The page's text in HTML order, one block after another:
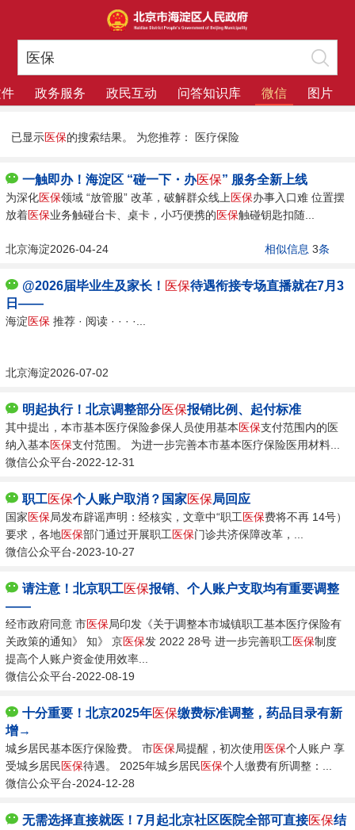
政务服务 政民互动 问答知识库 微信 图片
已显示医保的搜索结果。 为您推荐： 医疗保险
一触即办！海淀区 “碰一下・办医保” 服务全新上线
为深化医保领域 “放管服” 改革，破解群众线上 医保办事入口难 位置摆
放着医保业务触碰台卡、桌卡，小巧便携的医保触碰钥匙扣随...
北京海淀2026-04-24 相似信息 3条
@2026届毕业生及家长！ 医保待遇衔接专场直播就在7月3
日——
海淀医保 推荐 · 阅读 · · · ·...
北京海淀2026-07-02
明起执行！北京调整部分医保报销比例、起付标准
其中提出，本市基本医疗保险参保人员使用基本医保支付范围内的医
纳入基本医保支付范围。 为进一步完善本市基本医疗保险医用材料...
微信公众平台-2022-12-31
职工医保个人账户取消？国家医保局回应
国家医保局发布辟谣声明：经核实，文章中“职工医保费将不再 14号）
要求，各地医保部门通过开展职工医保门诊共济保障改革，...
微信公众平台-2023-10-27
请注意！北京职工医保报销、个人账户支取均有重要调整
——
经市政府同意 市医保局印发《关于调整本市城镇职工基本医疗保险有
关政策的通知》 知》 京医保发 2022 28号 进一步完善职工医保制度
提高个人账户资金使用效率...
微信公众平台-2022-08-19
十分重要！北京2025年医保缴费标准调整，药品目录有新
增→
城乡居民基本医疗保险费。 市医保局提醒，初次使用 医保个人账户 享
受城乡居民医保待遇。 2025年城乡居民医保个人缴费有所调整：...
微信公众平台-2024-12-28
无需选择直接就医！7月起北京社区医院全部可直接医保结